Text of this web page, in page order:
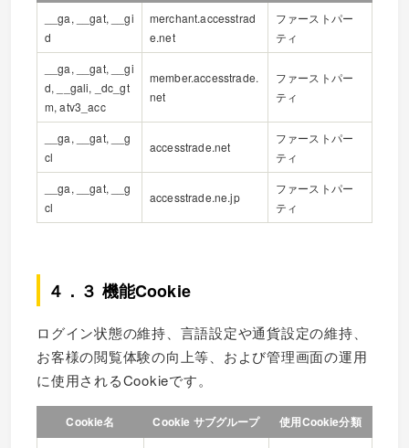
__ga, __gat, __gi
d
merchant.accesstrad
e.net
ファーストパー
ティ
__ga, __gat, __gi
d, __gali, _dc_gt
m, atv3_acc
member.accesstrade.
net
ファーストパー
ティ
__ga, __gat, __g
cl
accesstrade.net
ファーストパー
ティ
__ga, __gat, __g
cl
accesstrade.ne.jp
ファーストパー
ティ
４．３ 機能Cookie
ログイン状態の維持、言語設定や通貨設定の維持、
お客様の閲覧体験の向上等、および管理画面の運用
に使用されるCookieです。
Cookie名 Cookie サブグループ 使用Cookie分類